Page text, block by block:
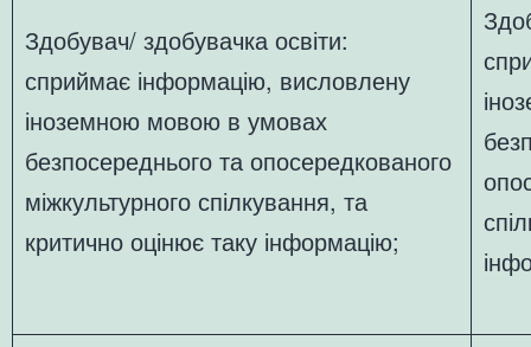
Здобувач/ здобувачка освіти:
сприймає інформацію, висловлену
іноземною мовою в умовах
безпосереднього та опосередкованого
міжкультурного спілкування, та
критично оцінює таку інформацію;